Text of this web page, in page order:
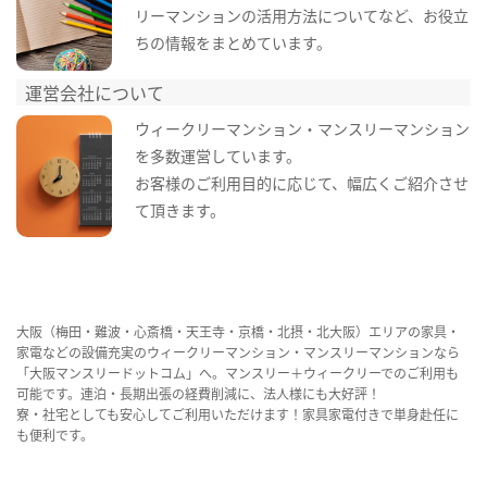
リーマンションの活用方法についてなど、お役立
ちの情報をまとめています。
運営会社について
ウィークリーマンション・マンスリーマンション
を多数運営しています。
お客様のご利用目的に応じて、幅広くご紹介させ
て頂きます。
大阪（梅田・難波・心斎橋・天王寺・京橋・北摂・北大阪）エリアの家具・
家電などの設備充実のウィークリーマンション・マンスリーマンションなら
「大阪マンスリードットコム」へ。マンスリー＋ウィークリーでのご利用も
可能です。連泊・長期出張の経費削減に、法人様にも大好評！
寮・社宅としても安心してご利用いただけます！家具家電付きで単身赴任に
も便利です。